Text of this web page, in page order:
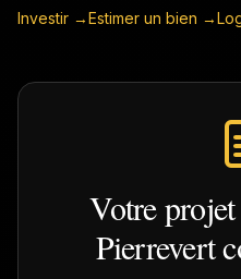
Investir →Estimer un bien →
Votre
Pierrevert